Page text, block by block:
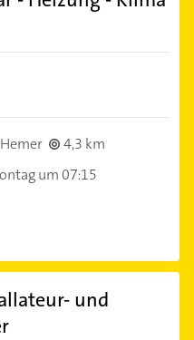
4,3 km
um 07:15
und